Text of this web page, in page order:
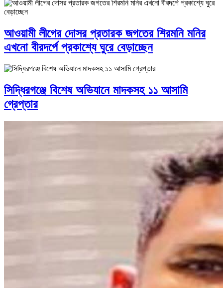
আওয়ামী লীগের দোসর প্রতারক জগতের শিরমনি মনির
এখনো বীরদর্পে প্রকাশ্যে ঘুরে বেড়াচ্ছেন
সিদ্ধিরগঞ্জে বিশেষ অভিযানে মাদকসহ ১১ আসামি
গ্রেপ্তার